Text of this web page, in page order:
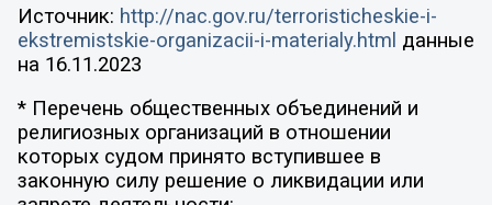
Источник: http://nac.gov.ru/terroristicheskie-i-
ekstremistskie-organizacii-i-materialy.html данные
на 16.11.2023
* Перечень общественных объединений и
религиозных организаций в отношении
которых судом принято вступившее в
законную силу решение о ликвидации или